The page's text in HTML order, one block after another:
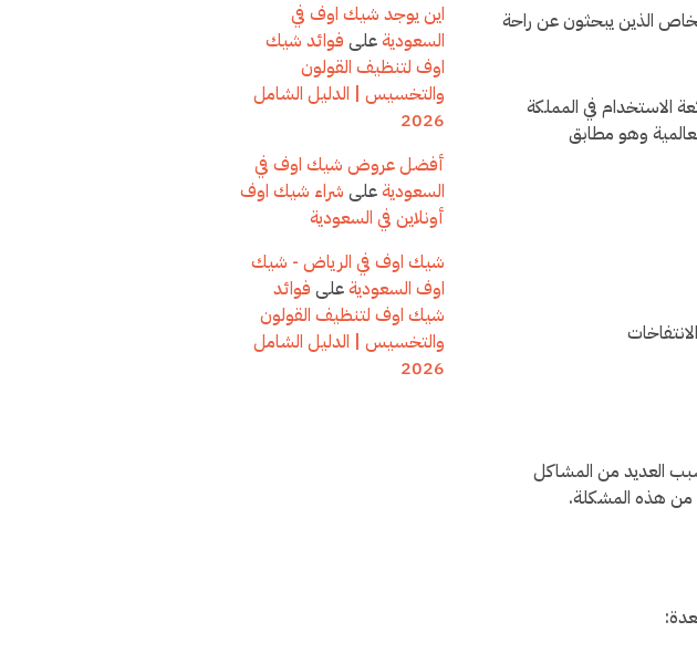
الذين يبحثون عن راحة
الاستخدام في المملكة
وهو مطابق
العديد من المشاكل
من هذه المشكلة.
اين يوجد شيك اوف في
السعوديةعلى فوائد شيك
اوف لتنظيف القولون
والتخسيس | الدليل الشامل
2026
أفضل عروض شيك اوف في
السعوديةعلى شراء شيك اوف
أونلاين في السعودية
شيك اوف في الرياض - شيك
اوف السعوديةعلى فوائد
شيك اوف لتنظيف القولون
والتخسيس | الدليل الشامل
2026